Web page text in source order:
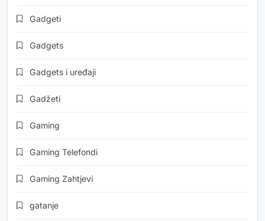
Gadgeti
Gadgets
Gadgets i uređaji
Gadžeti
Gaming
Gaming Telefondi
Gaming Zahtjevi
gatanje